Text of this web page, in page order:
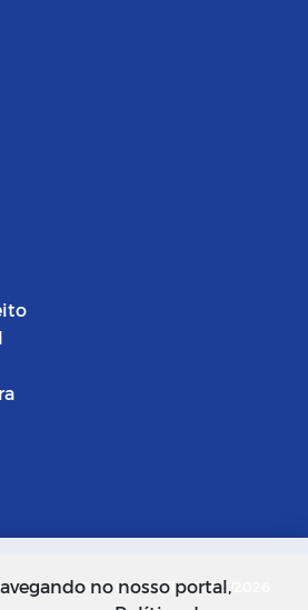
Data da Versão: 18/03/2026
no nosso portal,